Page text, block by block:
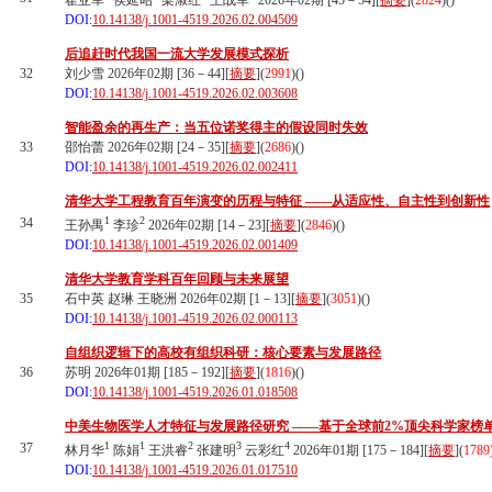
DOI:10.14138/j.1001-4519.2026.02.004509
32
后追赶时代我国一流大学发展模式探析
刘少雪 2026年02期 [36－44][摘要](2991)()
DOI:10.14138/j.1001-4519.2026.02.003608
33
智能盈余的再生产：当五位诺奖得主的假设同时失效
邵怡蕾 2026年02期 [24－35][摘要](2686)()
DOI:10.14138/j.1001-4519.2026.02.002411
34
清华大学工程教育百年演变的历程与特征 ——从适应性、自主性到创新性
王孙禺1 李珍2 2026年02期 [14－23][摘要](2846)()
DOI:10.14138/j.1001-4519.2026.02.001409
35
清华大学教育学科百年回顾与未来展望
石中英 赵琳 王晓洲 2026年02期 [1－13][摘要](3051)()
DOI:10.14138/j.1001-4519.2026.02.000113
36
自组织逻辑下的高校有组织科研：核心要素与发展路径
苏明 2026年01期 [185－192][摘要](1816)()
DOI:10.14138/j.1001-4519.2026.01.018508
37
中美生物医学人才特征与发展路径研究 ——基于全球前2%顶尖科学家榜
林月华1 陈娟1 王洪睿2 张建明3 云彩红4 2026年01期 [175－184][摘要](1789
DOI:10.14138/j.1001-4519.2026.01.017510